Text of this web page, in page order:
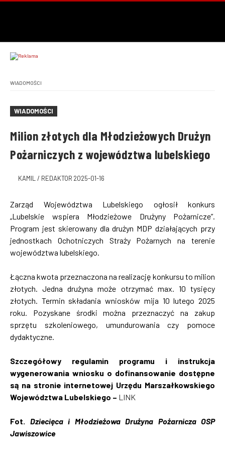
WIADOMOŚCI
WIADOMOŚCI
Milion złotych dla Młodzieżowych Drużyn
Pożarniczych z województwa lubelskiego
KAMIL / REDAKTOR 2025-01-16
Zarząd Województwa Lubelskiego ogłosił konkurs
„Lubelskie wspiera Młodzieżowe Drużyny Pożarnicze”.
Program jest skierowany dla drużyn MDP działających przy
jednostkach Ochotniczych Straży Pożarnych na terenie
województwa lubelskiego.
Łączna kwota przeznaczona na realizację konkursu to milion
złotych. Jedna drużyna może otrzymać max. 10 tysięcy
złotych. Termin składania wniosków mija 10 lutego 2025
roku. Pozyskane środki można przeznaczyć na zakup
sprzętu szkoleniowego, umundurowania czy pomoce
dydaktyczne.
Szczegółowy regulamin programu i instrukcja
wygenerowania wniosku o dofinansowanie dostępne
są na stronie internetowej Urzędu Marszałkowskiego
Województwa Lubelskiego – LINK
Fot. Dziecięca i Młodzieżowa Drużyna Pożarnicza OSP
Jawiszowice